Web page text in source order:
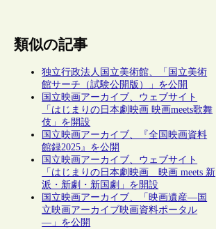
類似の記事
独立行政法人国立美術館、「国立美術
館サーチ（試験公開版）」を公開
国立映画アーカイブ、ウェブサイト
「はじまりの日本劇映画 映画meets歌舞
伎」を開設
国立映画アーカイブ、『全国映画資料
館録2025』を公開
国立映画アーカイブ、ウェブサイト
「はじまりの日本劇映画 映画 meets 新
派・新劇・新国劇」を開設
国立映画アーカイブ、「映画遺産―国
立映画アーカイブ映画資料ポータル
―」を公開